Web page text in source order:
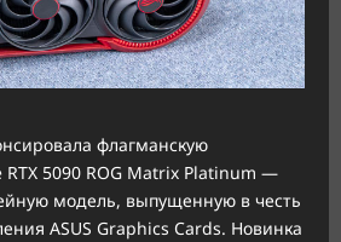
флагманскую
RTX 5090 ROG Matrix Platinum —
модель, выпущенную в честь
ASUS Graphics Cards. Новинка